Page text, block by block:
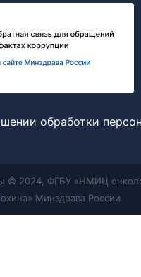
обработки
© 2024, ФГБУ «НМИЦ
Минздрава России